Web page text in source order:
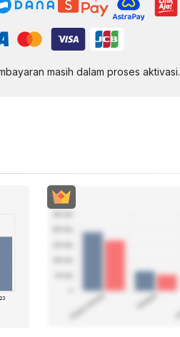
masih dalam proses aktivasi.